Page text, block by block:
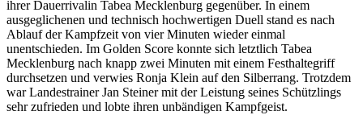
ihrer Dauerrivalin Tabea Mecklenburg gegenüber. In einem
ausgeglichenen und technisch hochwertigen Duell stand es nach
Ablauf der Kampfzeit von vier Minuten wieder einmal
unentschieden. Im Golden Score konnte sich letztlich Tabea
Mecklenburg nach knapp zwei Minuten mit einem Festhaltegriff
durchsetzen und verwies Ronja Klein auf den Silberrang. Trotzdem
war Landestrainer Jan Steiner mit der Leistung seines Schützlings
sehr zufrieden und lobte ihren unbändigen Kampfgeist.